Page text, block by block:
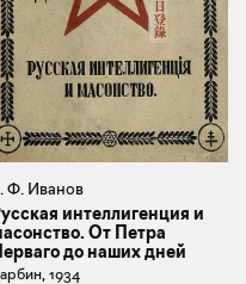
Ф. Иванов
интеллигенция и
От Петра
до наших дней
1934